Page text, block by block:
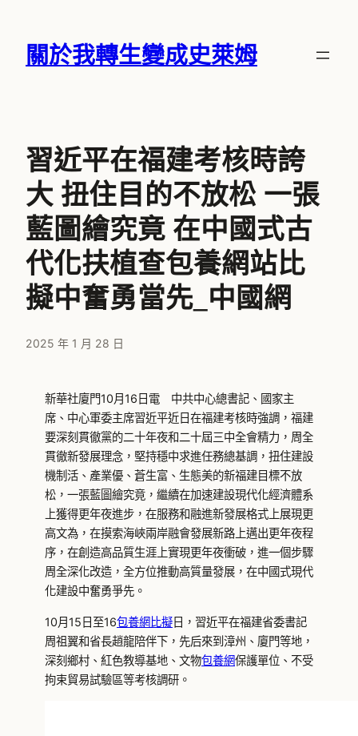
關於我轉生變成史萊姆
習近平在福建考核時誇
大 扭住目的不放松 一張
藍圖繪究竟 在中國式古
代化扶植查包養網站比
擬中奮勇當先_中國網
2025 年 1 月 28 日
新華社廈門10月16日電 中共中心總書記、國家主
席、中心軍委主席習近平近日在福建考核時強調，福建
要深刻貫徹黨的二十年夜和二十屆三中全會精力，周全
貫徹新發展理念，堅持穩中求進任務總基調，扭住建設
機制活、產業優、蒼生富、生態美的新福建目標不放
松，一張藍圖繪究竟，繼續在加速建設現代化經濟體系
上獲得更年夜進步，在服務和融進新發展格式上展現更
高文為，在摸索海峽兩岸融會發展新路上邁出更年夜程
序，在創造高品質生涯上實現更年夜衝破，進一個步驟
周全深化改造，全方位推動高質量發展，在中國式現代
化建設中奮勇爭先。
10月15日至16包養網比擬日，習近平在福建省委書記
周祖翼和省長趙龍陪伴下，先后來到漳州、廈門等地，
深刻鄉村、紅色教導基地、文物包養網保護單位、不受
拘束貿易試驗區等考核調研。